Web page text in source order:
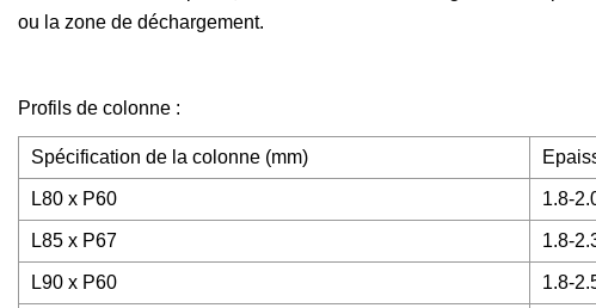
ou la zone de déchargement.
Profils de colonne :
Spécification de la colonne (mm)
L80 x P60 1.8-
L85 x P67 1.8-
L90 x P60 1.8-